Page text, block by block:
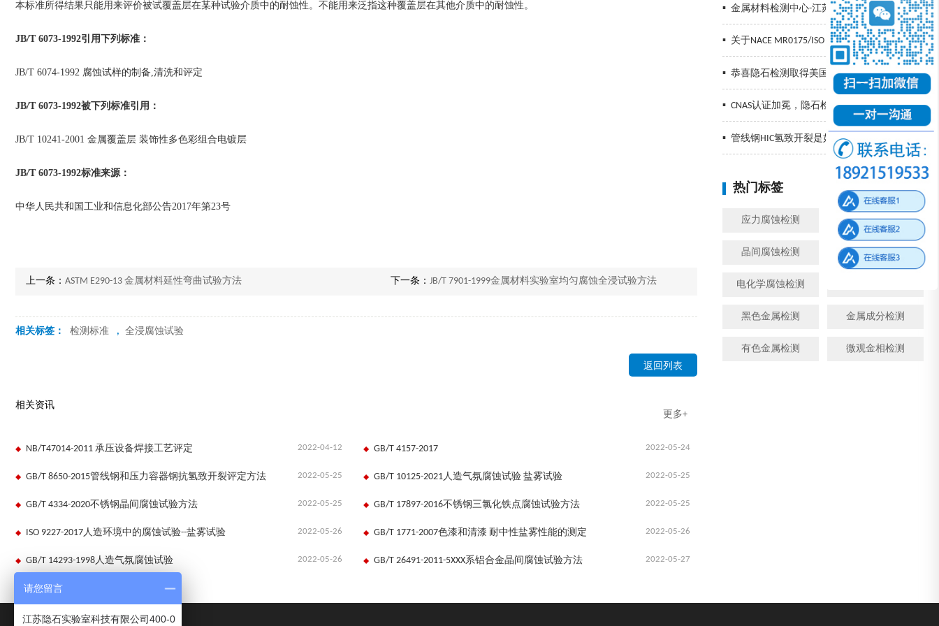
▪ 金属材料检测中心-江苏隐石检验检测有限公司
▪ 关于NACE MR0175/ISO 15156的标准解读
▪ 恭喜隐石检测取得美国NIST冲击认证
▪ CNAS认证加冕，隐石检测再创辉煌，精准检测助力企业发展！
▪ 管线钢HIC氢致开裂是如何发生的以及预防措施
热门标签 换一批
应力腐蚀检测 金属腐蚀检测
晶间腐蚀检测 模拟工况腐蚀检测
电化学腐蚀检测
黑色金属检测 金属成分检测
有色金属检测 微观金相检测
本标准所得结果只能用来评价被试覆盖层在某种试验介质中的耐蚀性。不能用来泛指这种覆盖层在其他介质中的耐蚀性。
JB/T 6073-1992引用下列标准：
JB/T 6074-1992 腐蚀试样的制备,清洗和评定
JB/T 6073-1992被下列标准引用：
JB/T 10241-2001 金属覆盖层 装饰性多色彩组合电镀层
JB/T 6073-1992标准来源：
中华人民共和国工业和信息化部公告2017年第23号
上一条： ASTM E290-13 金属材料延性弯曲试验方法 下一条： JB/T 7901-1999金属材料实验室均匀腐蚀全浸试验方法
相关标签： 检测标准 , 全浸腐蚀试验
返回列表
相关资讯
更多+
2022-04-12
NB/T47014-2011 承压设备焊接工艺评定 2022-05-24
GB/T 4157-2017
2022-05-25
GB/T 8650-2015管线钢和压力容器钢抗氢致开裂评定方法 2022-05-25
GB/T 10125-2021人造气氛腐蚀试验 盐雾试验
2022-05-25
GB/T 4334-2020不锈钢晶间腐蚀试验方法 2022-05-25
GB/T 17897-2016不锈钢三氯化铁点腐蚀试验方法
2022-05-26
ISO 9227-2017人造环境中的腐蚀试验--盐雾试验 2022-05-26
GB/T 1771-2007色漆和清漆 耐中性盐雾性能的测定
2022-05-26
GB/T 14293-1998人造气氛腐蚀试验 2022-05-27
GB/T 26491-2011-5XXX系铝合金晶间腐蚀试验方法
请您留言
江苏隐石实验室科技有限公司400-0